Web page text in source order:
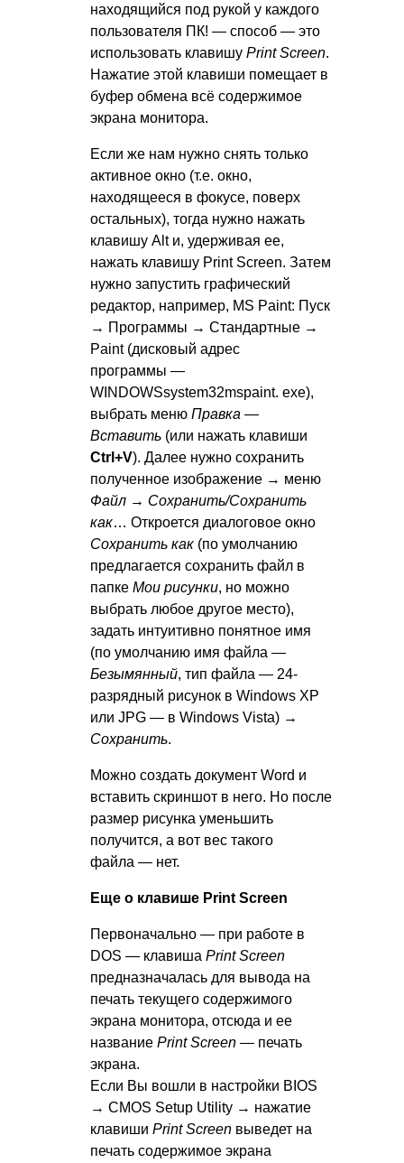
находящийся под рукой у каждого
пользователя ПК! — способ — это
использовать клавишу Print Screen.
Нажатие этой клавиши помещает в
буфер обмена всё содержимое
экрана монитора.
Если же нам нужно снять только
активное окно (т.е. окно,
находящееся в фокусе, поверх
остальных), тогда нужно нажать
клавишу Alt и, удерживая ее,
нажать клавишу Print Screen. Затем
нужно запустить графический
редактор, например, MS Paint: Пуск
→ Программы → Стандартные →
Paint (дисковый адрес
программы —
WINDOWSsystem32mspaint. exe),
выбрать меню Правка —
Вставить (или нажать клавиши
Ctrl+V). Далее нужно сохранить
полученное изображение → меню
Файл → Сохранить/Сохранить
как… Откроется диалоговое окно
Сохранить как (по умолчанию
предлагается сохранить файл в
папке Мои рисунки, но можно
выбрать любое другое место),
задать интуитивно понятное имя
(по умолчанию имя файла —
Безымянный, тип файла — 24-
разрядный рисунок в Windows XP
или JPG — в Windows Vista) →
Сохранить.
Можно создать документ Word и
вставить скриншот в него. Но после
размер рисунка уменьшить
получится, а вот вес такого
файла — нет.
Еще о клавише Print Screen
Первоначально — при работе в
DOS — клавиша Print Screen
предназначалась для вывода на
печать текущего содержимого
экрана монитора, отсюда и ее
название Print Screen — печать
экрана.
Если Вы вошли в настройки BIOS
→ CMOS Setup Utility → нажатие
клавиши Print Screen выведет на
печать содержимое экрана